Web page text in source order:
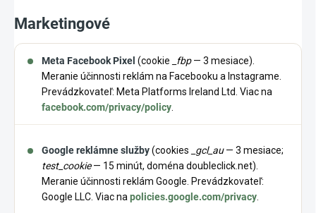
Marketingové
Meta Facebook Pixel (cookie _fbp— 3 mesiace).
Meranie účinnosti reklám na Facebooku a Instagrame.
Prevádzkovateľ: Meta Platforms Ireland Ltd. Viac na
facebook.com/privacy/policy
Google reklámne služby(cookies _gcl_au— 3 mesiace;
test_cookie— 15 minút, doména doubleclick.net).
Meranie účinnosti reklám Google. Prevádzkovateľ:
Google LLC. Viac na policies.google.com/privacy